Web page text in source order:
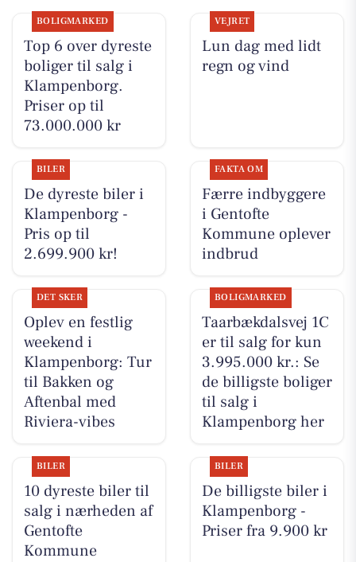
BOLIGMARKED
Top 6 over dyreste
boliger til salg i
Klampenborg.
Priser op til
73.000.000 kr
VEJRET
Lun dag med lidt
regn og vind
BILER
De dyreste biler i
Klampenborg -
Pris op til
2.699.900 kr!
FAKTA OM
Færre indbyggere
i Gentofte
Kommune oplever
indbrud
DET SKER
Oplev en festlig
weekend i
Klampenborg: Tur
til Bakken og
Aftenbal med
Riviera-vibes
BOLIGMARKED
Taarbækdalsvej 1C
er til salg for kun
3.995.000 kr.: Se
de billigste boliger
til salg i
Klampenborg her
BILER
10 dyreste biler til
salg i nærheden af
Gentofte
Kommune
BILER
De billigste biler i
Klampenborg -
Priser fra 9.900 kr